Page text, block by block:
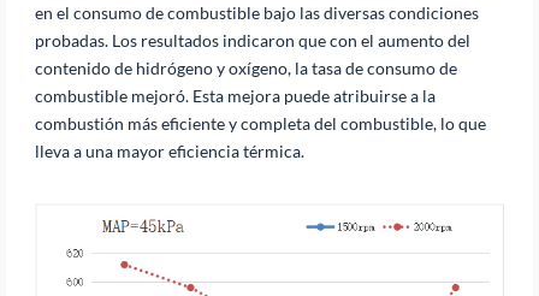
en el consumo de combustible bajo las diversas condiciones
probadas. Los resultados indicaron que con el aumento del
contenido de hidrógeno y oxígeno, la tasa de consumo de
combustible mejoró. Esta mejora puede atribuirse a la
combustión más eficiente y completa del combustible, lo que
lleva a una mayor eficiencia térmica.